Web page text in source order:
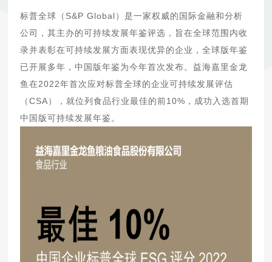
标普全球（S&P Global）是一家权威的国际金融和分析
公司，其主办的可持续发展年鉴评选，旨在全球范围内收
录并表彰在可持续发展方面表现优异的企业，全球版年鉴
已开展多年，中国版年鉴为今年首次发布。益海嘉里金龙
鱼在2022年首次应对标普全球的企业可持续发展评估
（CSA），就位列食品行业最佳的前10%，成功入选首期
中国版可持续发展年鉴。